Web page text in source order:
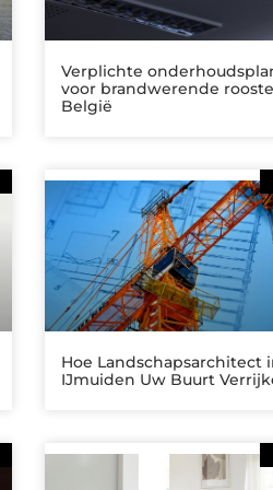
Verplichte
voor brandwerende
België
Hoe Landschapsarchitect
IJmuiden Uw Buurt